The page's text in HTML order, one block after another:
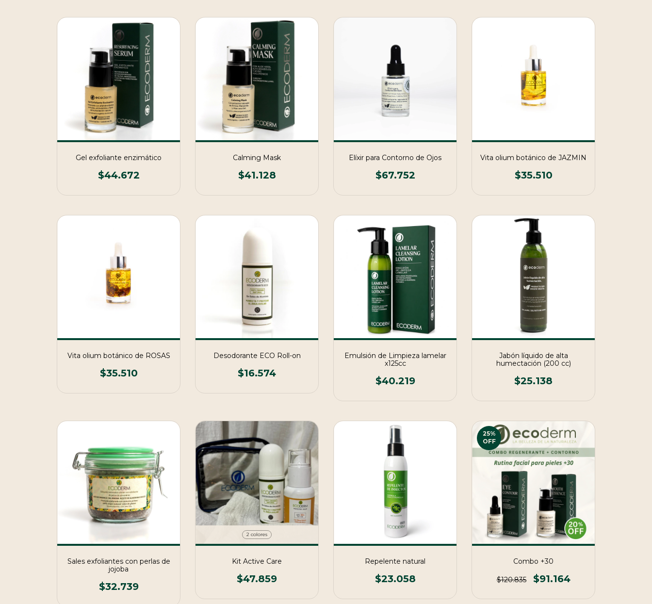
Gel exfoliante enzimático
$44.672
Calming Mask
$41.128
Elíxir para Contorno de Ojos
$67.752
Vita olium botánico de JAZMIN
$35.510
Vita olium botánico de ROSAS
$35.510
Desodorante ECO Roll-on
$16.574
Emulsión de Limpieza lamelar
x125cc
$40.219
Jabón líquido de alta
humectación (200 cc)
$25.138
Sales exfoliantes con perlas de
jojoba
$32.739
2 colores
Kit Active Care
$47.859
Repelente natural
$23.058
25%
OFF
Combo +30
$120.835 $91.164